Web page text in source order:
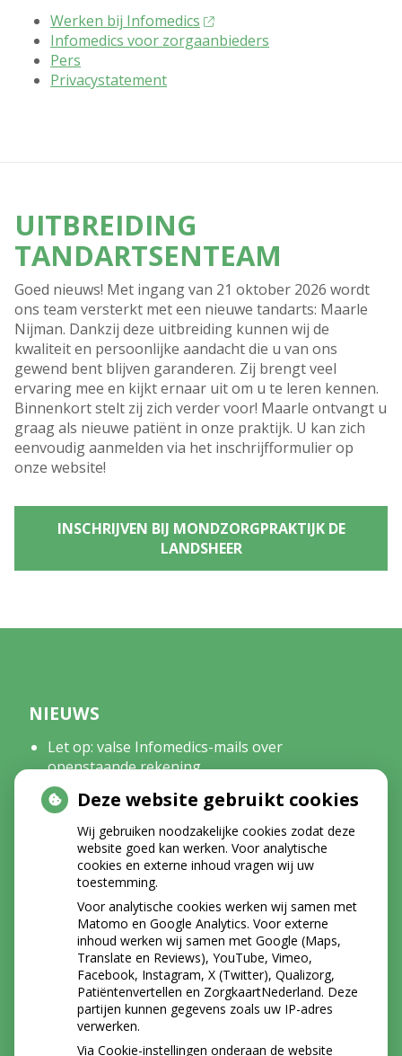
CONSUMENT VOET MENU
Werken bij Infomedics
Infomedics voor zorgaanbieders
Pers
Privacystatement
UITBREIDING
TANDARTSENTEAM
Goed nieuws! Met ingang van 21 oktober 2026 wordt
ons team versterkt met een nieuwe tandarts: Maarle
Nijman. Dankzij deze uitbreiding kunnen wij de
kwaliteit en persoonlijke aandacht die u van ons
gewend bent blijven garanderen. Zij brengt veel
ervaring mee en kijkt ernaar uit om u te leren kennen.
Binnenkort stelt zij zich verder voor! Maarle ontvangt u
graag als nieuwe patiënt in onze praktijk. U kan zich
eenvoudig aanmelden via het inschrijfformulier op
onze website!
INSCHRIJVEN BIJ MONDZORGPRAKTIJK DE
LANDSHEER
NIEUWS
Let op: valse Infomedics-mails over
openstaande rekening
Afscheid mondhygiënist Emma
Tanden bleken? Laat het veilig doen!
INSTAGRAM
Deze website gebruikt cookies
Wij gebruiken noodzakelijke cookies zodat deze
website goed kan werken. Voor analytische
cookies en externe inhoud vragen wij uw
toestemming.
Voor analytische cookies werken wij samen met
Matomo en Google Analytics. Voor externe
inhoud werken wij samen met Google (Maps,
Translate en Reviews), YouTube, Vimeo,
Facebook, Instagram, X (Twitter), Qualizorg,
Patiëntenvertellen en ZorgkaartNederland. Deze
partijen kunnen gegevens zoals uw IP-adres
verwerken.
Via Cookie-instellingen onderaan de website